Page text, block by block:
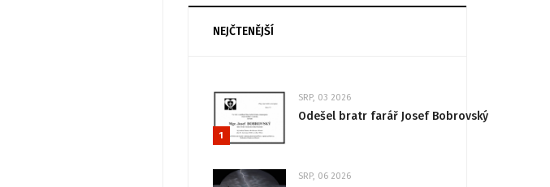
NEJČTENĚJŠÍ
1
SRP, 03 2026
Odešel bratr farář Josef Bobrovský
SRP, 06 2026